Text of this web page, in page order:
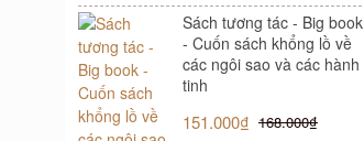
Sách tương tác - Big book
- Cuốn sách khổng lồ về
các ngôi sao và các hành
tinh
151.000₫ 168.000₫